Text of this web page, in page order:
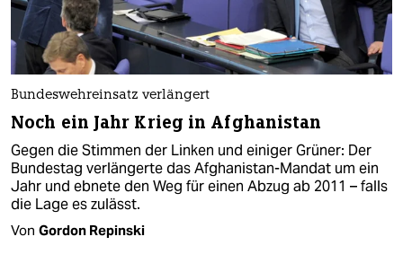
Bundeswehreinsatz verlängert
Noch ein Jahr Krieg in Afghanistan
Gegen die Stimmen der Linken und einiger Grüner: Der
Bundestag verlängerte das Afghanistan-Mandat um ein
Jahr und ebnete den Weg für einen Abzug ab 2011 – falls
die Lage es zulässt.
Von Gordon Repinski